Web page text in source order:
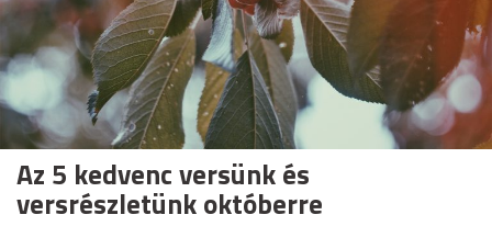
Az 5 kedvenc versünk és
versrészletünk októberre